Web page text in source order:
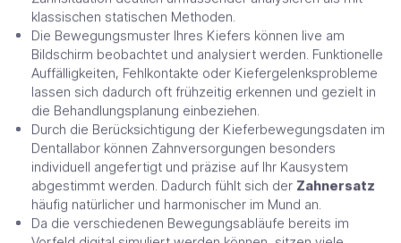
klassischen statischen Methoden.
Die Bewegungsmuster Ihres Kiefers können live am
Bildschirm beobachtet und analysiert werden. Funktionelle
Auffälligkeiten, Fehlkontakte oder Kiefergelenksprobleme
lassen sich dadurch oft frühzeitig erkennen und gezielt in
die Behandlungsplanung einbeziehen.
Durch die Berücksichtigung der Kieferbewegungsdaten im
Dentallabor können Zahnversorgungen besonders
individuell angefertigt und präzise auf Ihr Kausystem
abgestimmt werden. Dadurch fühlt sich der Zahnersatz
häufig natürlicher und harmonischer im Mund an.
Da die verschiedenen Bewegungsabläufe bereits im